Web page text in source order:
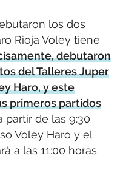
los dos
Rioja Voley tiene
debutaron
del Talleres Juper
Haro, y este
primeros partidos
partir de las 9:30
Voley Haro y el
a las 11:00 horas